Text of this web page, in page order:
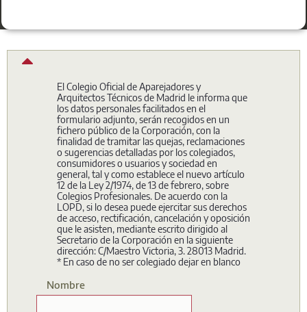
Agenda Colegial
logotipo de las empresas patrocinadoras en las páginas
El Colegio Oficial de Aparejadores y
Arquitectos Técnicos de Madrid le informa que
los datos personales facilitados en el
formulario adjunto, serán recogidos en un
fichero público de la Corporación, con la
finalidad de tramitar las quejas, reclamaciones
o sugerencias detalladas por los colegiados,
consumidores o usuarios y sociedad en
general, tal y como establece el nuevo artículo
12 de la Ley 2/1974, de 13 de febrero, sobre
Colegios Profesionales. De acuerdo con la
LOPD, si lo desea puede ejercitar sus derechos
de acceso, rectificación, cancelación y oposición
que le asisten, mediante escrito dirigido al
Secretario de la Corporación en la siguiente
dirección: C/Maestro Victoria, 3. 28013 Madrid.
* En caso de no ser colegiado dejar en blanco
<p>El Colegio Oficial de Aparejadores y Arquitectos
Nombre